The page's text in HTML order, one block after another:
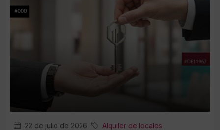
22 de julio de 2026 Alquiler de locales